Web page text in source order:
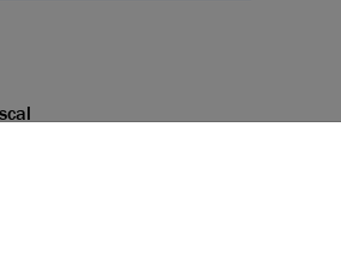
particulières à la vente
indiquées sont des